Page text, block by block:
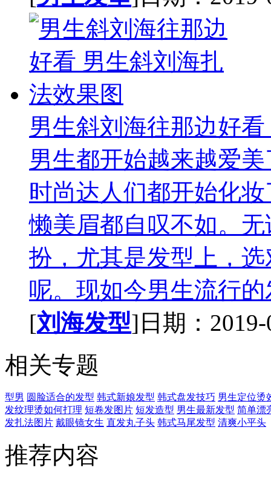
男生斜刘海往那边好
男生都开始越来越爱
时尚达人们都开始化
懒美眉都自叹不如。
扮，尤其是发型上，
呢。现如今男生流行
[刘海发型]日期：2019-
相关专题
型男 圆脸适合的发型 韩式新娘发型 韩式盘发技巧 男生定位烫
发纹理烫如何打理 短卷发图片 短发造型 男生最新发型 简单漂
发扎法图片 戴眼镜女生 直发丸子头 韩式马尾发型 清爽小平头
推荐内容